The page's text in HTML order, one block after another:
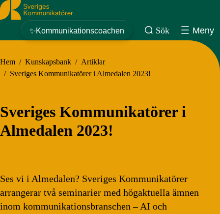
Sveriges Kommunikatörer
✨Kommunikationscoachen Sök Meny
Hem / Kunskapsbank / Artiklar
/ Sveriges Kommunikatörer i Almedalen 2023!
Sveriges Kommunikatörer i
Almedalen 2023!
Ses vi i Almedalen? Sveriges Kommunikatörer
arrangerar två seminarier med högaktuella ämnen
inom kommunikationsbranschen – AI och